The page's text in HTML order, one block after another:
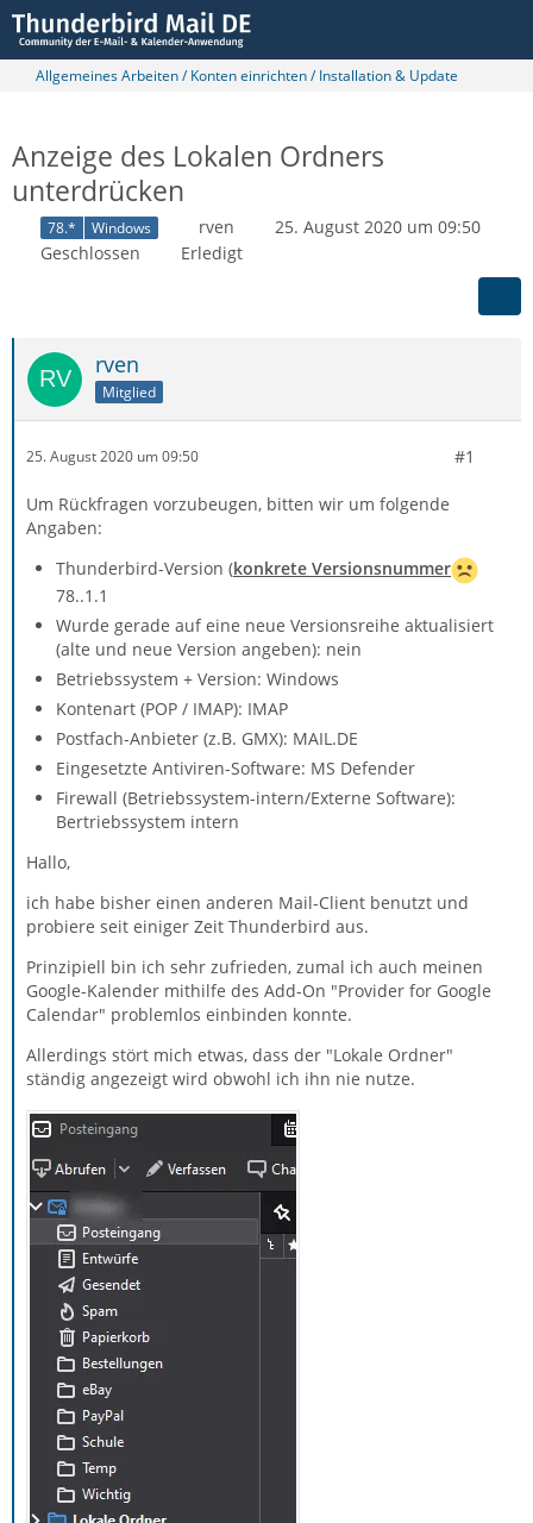
Allgemeines Arbeiten / Konten einrichten / Installation & Update
Anzeige des Lokalen Ordners
unterdrücken
78.* Windows rven
25. August 2020 um 09:50
Geschlossen
Erledigt
rven
Mitglied
25. August 2020 um 09:50 #1
Um Rückfragen vorzubeugen, bitten wir um folgende
Angaben:
Thunderbird-Version (konkrete Versionsnummer
78..1.1
Wurde gerade auf eine neue Versionsreihe aktualisiert
(alte und neue Version angeben): nein
Betriebssystem + Version: Windows
Kontenart (POP / IMAP): IMAP
Postfach-Anbieter (z.B. GMX): MAIL.DE
Eingesetzte Antiviren-Software: MS Defender
Firewall (Betriebssystem-intern/Externe Software):
Bertriebssystem intern
Hallo,
ich habe bisher einen anderen Mail-Client benutzt und
probiere seit einiger Zeit Thunderbird aus.
Prinzipiell bin ich sehr zufrieden, zumal ich auch meinen
Google-Kalender mithilfe des Add-On "Provider for Google
Calendar" problemlos einbinden konnte.
Allerdings stört mich etwas, dass der "Lokale Ordner"
ständig angezeigt wird obwohl ich ihn nie nutze.